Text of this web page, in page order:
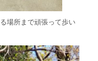
場所まで頑張って歩い